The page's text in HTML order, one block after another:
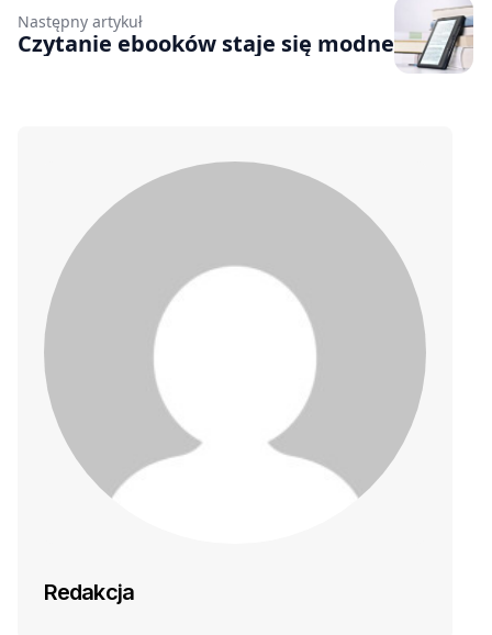
Następny artykuł
Czytanie ebooków staje się modne
Redakcja